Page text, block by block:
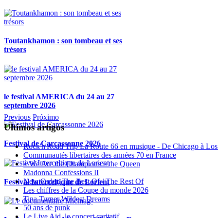
Toutankhamon : son tombeau et ses
trésors
le festival AMERICA du 24 au 27
septembre 2026
Festival de Carcassonne 2026
Festival Interceltique de Lorient
Previous Próximo
Ultimos artigos
Rock'n'Road Trip La Route 66 en musique - De Chicago à
Communautés libertaires des années 70 en France
« We Are the Champions » the Queen
Madonna Confessions II
New Order, The Best Of / The Rest Of
Les chiffres de la Coupe du monde 2026
Tina Turner Wildest Dreams
50 ans de punk
Le Live Aid, le concert caritatif